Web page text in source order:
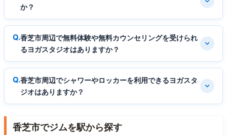
か？
香芝市周辺で無料体験や無料カウンセリングを受けられ
るヨガスタジオはありますか？
香芝市周辺でシャワーやロッカーを利用できるヨガスタ
ジオはありますか？
香芝市でジムを駅から探す